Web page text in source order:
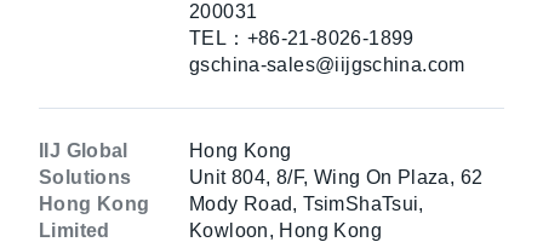
200031
TEL：+86-21-8026-1899
gschina-sales@iijgschina.com
IIJ Global
Solutions
Hong Kong
Limited
Hong Kong
Unit 804, 8/F, Wing On Plaza, 62
Mody Road, TsimShaTsui,
Kowloon, Hong Kong